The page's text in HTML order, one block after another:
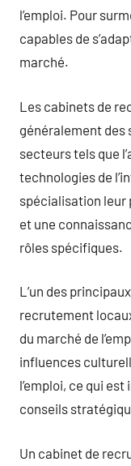
l’emploi. Pour
capables de
marché.
Les cabinets de
généralement des
secteurs tels que
technologies de
spécialisation leur
et une
rôles spécifiques.
L’un des
recrutement
du marché de
influences
l’emploi, ce qui
conseils
Un cabinet de